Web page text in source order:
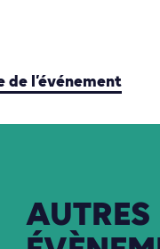
de l’événement
AUTRES